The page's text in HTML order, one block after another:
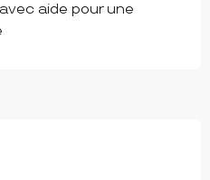
aide pour une